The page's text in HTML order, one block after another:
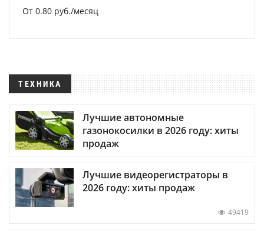
От 0.80 руб./месяц
ТЕХНИКА
Лучшие автономные
газонокосилки в 2026 году: хиты
продаж
Лучшие видеорегистраторы в
2026 году: хиты продаж
49419